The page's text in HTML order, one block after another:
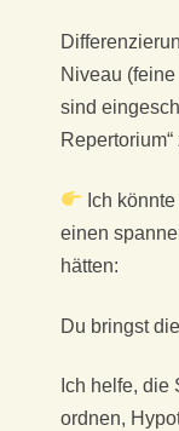
Niveau
sind
Ich
einen
hätten:
Du bringst
Ich helfe, die
ordnen,